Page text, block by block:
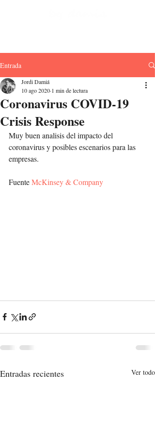
Entrada
Coronavirus COVID-19
Crisis Response
Jordi Damiá
10 ago 2020 1 min de lectura
Muy buen analisis del impacto del
coronavirus y posibles escenarios para las
empresas.
Fuente McKinsey & Company
Entradas recientes Ver todo